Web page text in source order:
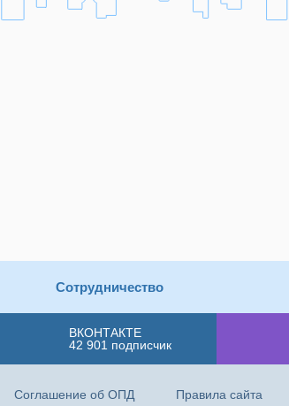
Сотрудничество
ВКОНТАКТЕ
42 901 подписчик
Соглашение об ОПД Правила сайта